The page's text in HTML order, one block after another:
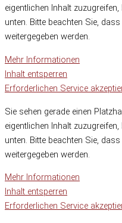
eigentlichen Inhalt
unten. Bitte beachten Sie,
weitergegeben werden.
Mehr Informationen
Inhalt entsperren
Erforderlichen Service
Sie sehen gerade einen
eigentlichen Inhalt
unten. Bitte beachten Sie,
weitergegeben werden.
Mehr Informationen
Inhalt entsperren
Erforderlichen Service